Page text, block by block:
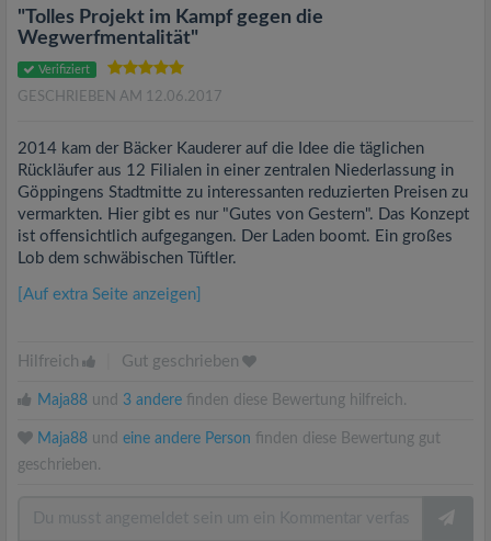
"Tolles Projekt im Kampf gegen die
Wegwerfmentalität"
Verifiziert
GESCHRIEBEN AM 12.06.2017
2014 kam der Bäcker Kauderer auf die Idee die täglichen
Rückläufer aus 12 Filialen in einer zentralen Niederlassung in
Göppingens Stadtmitte zu interessanten reduzierten Preisen zu
vermarkten. Hier gibt es nur "Gutes von Gestern". Das Konzept
ist offensichtlich aufgegangen. Der Laden boomt. Ein großes
Lob dem schwäbischen Tüftler.
[Auf extra Seite anzeigen]
Hilfreich Gut geschrieben
Maja88 und 3 andere finden diese Bewertung hilfreich.
Maja88 und eine andere Person finden diese Bewertung gut
geschrieben.
o
n